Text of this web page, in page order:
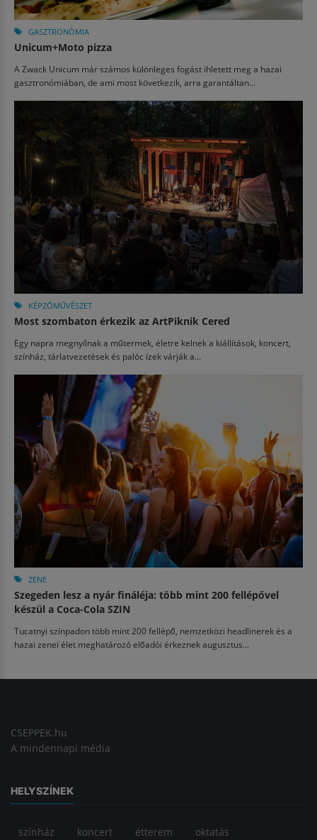
GASZTRONÓMIA
Unicum+Moto pizza
A Zwack Unicum már számos különleges fogást ihletett meg a hazai
gasztronómiában, de ami most következik, arra garantáltan...
KÉPZŐMŰVÉSZET
Most szombaton érkezik az ArtPiknik Cered
Egy napra megnyílnak a műtermek, életre kelnek a kiállítások, koncert,
színház, tárlatvezetések és palóc ízek várják a...
ZENE
Szegeden lesz a nyár fináléja: több mint 200 fellépővel
készül a Coca-Cola SZIN
Tucatnyi színpadon több mint 200 fellépő, nemzetközi headlinerek és a
hazai zenei élet meghatározó előadói érkeznek augusztus...
CSEPPEK.hu
A mindennapi média
HELYSZÍNEK
színház koncert étterem oktatás